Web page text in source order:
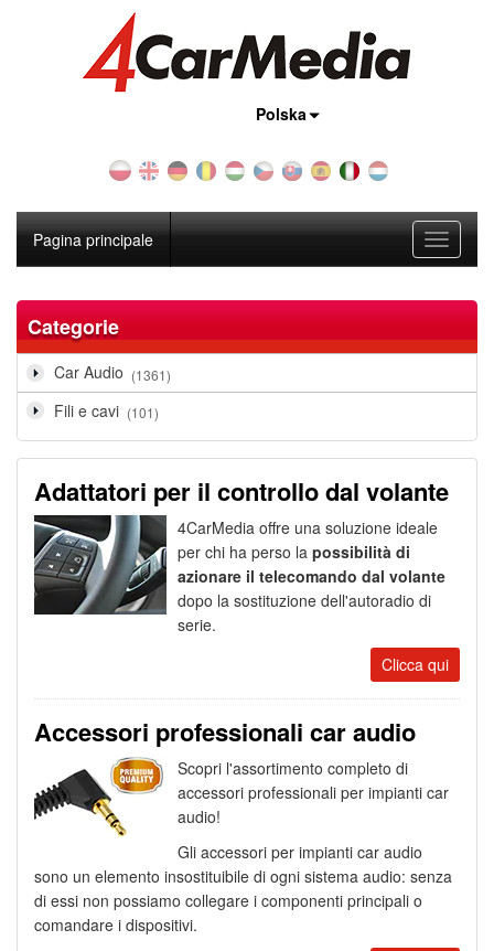
Polska
Toggle
Pagina principale
Categorie
Car Audio (1361)
Fili e cavi (101)
Adattatori per il controllo dal volante
4CarMedia offre una soluzione ideale
per chi ha perso la possibilità di
azionare il telecomando dal volante
dopo la sostituzione dell'autoradio di
serie.
Clicca qui
Accessori professionali car audio
Scopri l'assortimento completo di
accessori professionali per impianti car
audio!
Gli accessori per impianti car audio
sono un elemento insostituibile di ogni sistema audio: senza
di essi non possiamo collegare i componenti principali o
comandare i dispositivi.